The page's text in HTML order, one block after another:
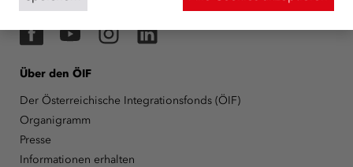
unterstützt.mehr
FacebookYouTubeInstagramLinkedIn
Über den ÖIF
Der Österreichische Integrationsfonds (ÖIF)
Organigramm
Presse
Informationen erhalten